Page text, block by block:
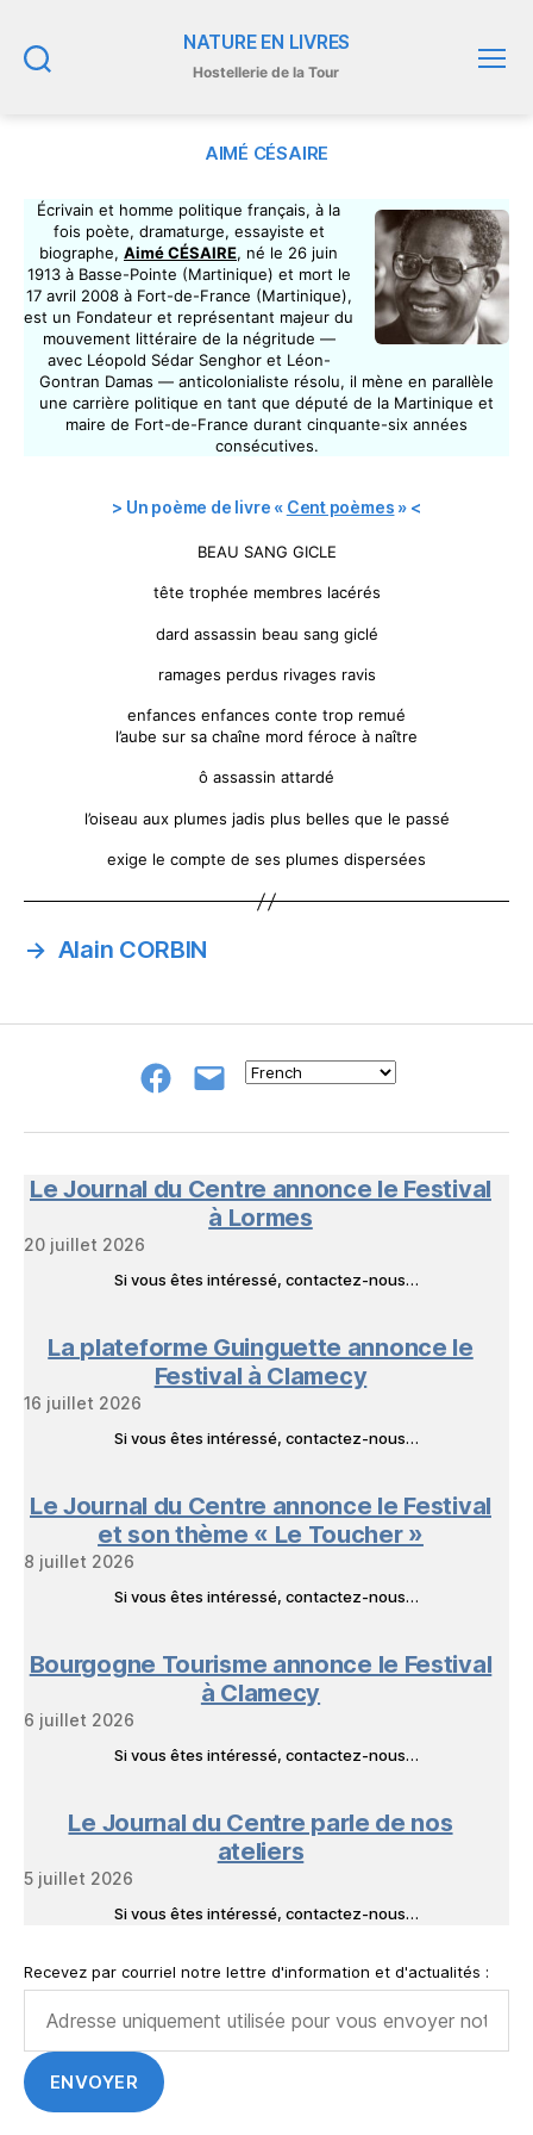
NATURE EN LIVRES
Hostellerie de la Tour
AIMÉ CÉSAIRE
Écrivain et homme politique français, à la
fois poète, dramaturge, essayiste et
biographe, Aimé CÉSAIRE, né le 26 juin
1913 à Basse-Pointe (Martinique) et mort le
17 avril 2008 à Fort-de-France (Martinique),
est un Fondateur et représentant majeur du
mouvement littéraire de la négritude —
avec Léopold Sédar Senghor et Léon-
Gontran Damas — anticolonialiste résolu, il mène en parallèle
une carrière politique en tant que député de la Martinique et
maire de Fort-de-France durant cinquante-six années
consécutives.
> Un poème de livre « Cent poèmes » <
BEAU SANG GICLE
tête trophée membres lacérés
dard assassin beau sang giclé
ramages perdus rivages ravis
enfances enfances conte trop remué
l’aube sur sa chaîne mord féroce à naître
ô assassin attardé
l’oiseau aux plumes jadis plus belles que le passé
exige le compte de ses plumes dispersées
→ Alain CORBIN
Groupe
NeL
E-
à
Livres
Le Journal du Centre annonce le Festival
à Lormes
20 juillet 2026
Si vous êtes intéressé, contactez-nous…
La plateforme Guinguette annonce le
Festival à Clamecy
16 juillet 2026
Si vous êtes intéressé, contactez-nous…
Le Journal du Centre annonce le Festival
et son thème « Le Toucher »
8 juillet 2026
Si vous êtes intéressé, contactez-nous…
Bourgogne Tourisme annonce le Festival
à Clamecy
6 juillet 2026
Si vous êtes intéressé, contactez-nous…
Le Journal du Centre parle de nos
ateliers
5 juillet 2026
Si vous êtes intéressé, contactez-nous…
Recevez par courriel notre lettre d'information et d'actualités :